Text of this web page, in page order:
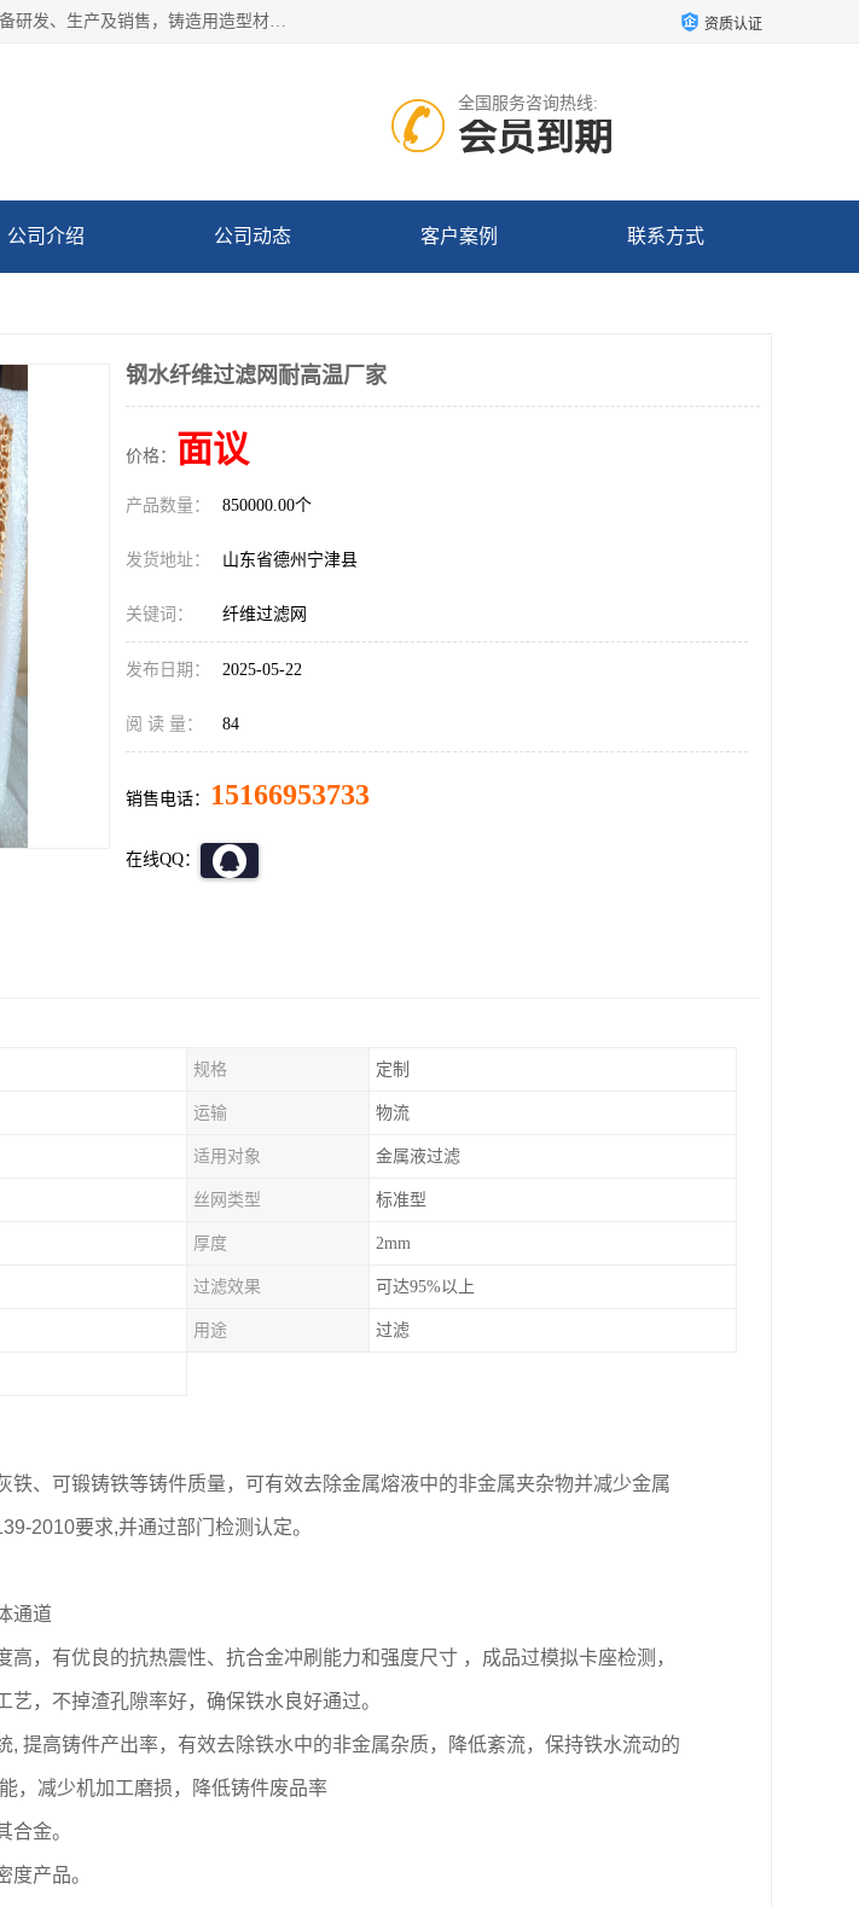
宁津县博涵机械有限公司成立于2016年，注册地位于山东省德州市。经营范围包括：机械设备研发、生产及销售，铸造用造型材料生产、销售，玻璃纤维及制品制造、销售，汽车零配件零售，机械零件、零部件加工，机械零件、零部件销售等；主要产品有：纤维过滤网,陶瓷过滤器,泡沫陶瓷过滤器,耐高温纤维过滤器,铸铁过滤器,铸铜过滤网,铸铝过滤网,铝轮毂过滤网,高效过滤网,高效陶瓷过滤网,高效纤维过滤网。 资质认证
全国服务咨询热线:
会员到期
公司介绍 公司动态 客户案例 联系方式
钢水纤维过滤网耐高温厂家
价格： 面议
产品数量： 850000.00个
发货地址： 山东省德州宁津县
关键词： 纤维过滤网
发布日期： 2025-05-22
阅 读 量： 84
销售电话： 15166953733
在线QQ：
规格 定制
运输 物流
适用对象 金属液过滤
丝网类型 标准型
厚度 2mm
过滤效果 可达95%以上
用途 过滤
铁、可锻铸铁等铸件质量，可有效去除金属熔液中的非金属夹杂物并减少金属
2010要求,并通过部门检测认定。
通道
高，有优良的抗热震性、抗合金冲刷能力和强度尺寸 ，成品过模拟卡座检测，
艺，不掉渣孔隙率好，确保铁水良好通过。
, 提高铸件产出率， 有效去除铁水中的非金属杂质， 降低紊流，保持铁水流动的
，减少机加工磨损，降低铸件废品率
合金。
度产品。